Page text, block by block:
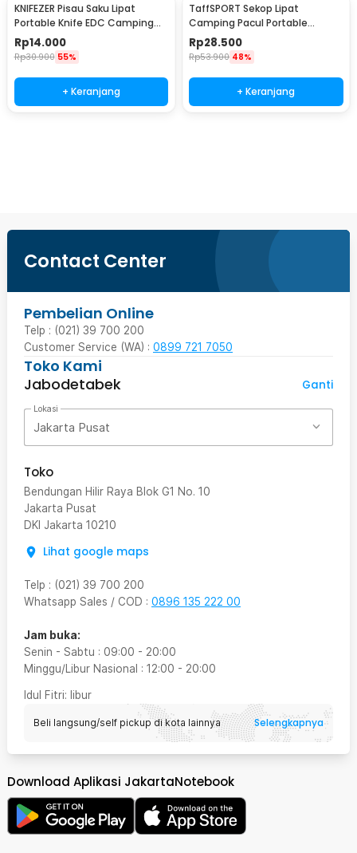
KNIFEZER Pisau Saku Lipat
Portable Knife EDC Camping
Survival Steel - CS-ZDD01
Rp14.000
Rp30.900 55%
+ Keranjang
TaffSPORT Sekop Lipat
Camping Pacul Portable
Tactical Survival 40cm - 101
Rp28.500
Rp53.900 48%
+ Keranjang
Contact Center
Pembelian Online
Telp : (021) 39 700 200
Customer Service (WA) : 0899 721 7050
Toko Kami
Jabodetabek
Ganti
Lokasi
Jakarta Pusat
Toko
Bendungan Hilir Raya Blok G1 No. 10
Jakarta Pusat
DKI Jakarta 10210
Lihat google maps
Telp : (021) 39 700 200
Whatsapp Sales / COD : 0896 135 222 00
Jam buka:
Senin - Sabtu : 09:00 - 20:00
Minggu/Libur Nasional : 12:00 - 20:00
Idul Fitri: libur
Beli langsung/self pickup di kota lainnya Selengkapnya
Download Aplikasi JakartaNotebook